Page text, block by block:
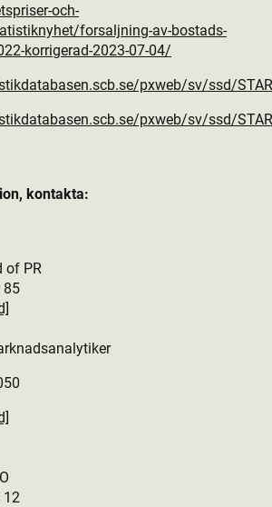
och-
forsaljning-av-bostads­
korrigerad-2023-07-04/
pxweb/sv/ssd/
pxweb/sv/ssd/
kontakta:
of PR
85
12